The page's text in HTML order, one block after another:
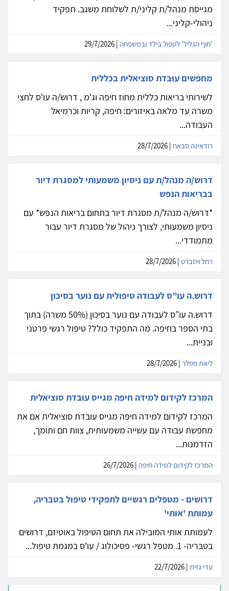
מגייסת מנהל/ת קליני/ת לשלוחת משגב. תפקיד
ניהולי-קליני...
'חוף הגליל' לטפול בילד ובמשפחה
מחפשים עובדת סוציאלית בכללית
לשירותי בריאות כללית מחוז חיפה וג'מ , דרוש/ה עו'ס לחצי
משרה עד מלאה באיזורים: חיפה, קריות וכרמיאל
העבודה...
רודאינה סבאח
דרוש/ה מנהל/ת עם ניסיון משמעותי למסגרת דיור
בבריאות הנפש
*דרוש/ה מנהל/ת מסגרת דיור בתחום בריאות הנפש* עם
ניסיון משמעותי, לצורך ניהול של מסגרת דיור עבור
מתמודדי...
רחל ויסברט
דרוש.ה עו”ס לעבודה טיפולית עם נוער בסיכון
דרוש.ה עו”ס לעבודה עם נוער בסיכון (50% משרה) בתוך
בתי הספר בחיפה. מה התפקיד כולל? טיפול רגשי פרטני
ובניית...
ליאת פסלר
המרכז לקידום למידה חיפה מגייס עובדת סוציאלית
המרכז לקידום למידה חיפה מגייס עובדת סוציאלית אם את
מחפשת עבודה עם עשייה משמעותית, צוות חם ותומך,
הזדמנות...
המרכז לקידום למידה חיפה
דרושים - מטפלים רגשיים לתפקידי טיפול בטבריה,
עמותת 'אותי'
לעמותת אותי המובילה את תחום הטיפול באוטיזם, דרושים
בטבריה- 1. מטפל רגשי- פסיכולוג / עו'ס במגמת טיפול...
עדי גזית